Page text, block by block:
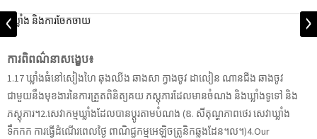
ការពិពណ៌នាសង្ខេប៖
1.17 ឃ្លាំងធំនៅសៀងហៃ ឆុងឈីង ឆាងសា ក្វាងចូវ ដាលៀន ណានជីង ឆាងចូវ
ជាមួយនឹងមុខងារនៃការត្រួតពិនិត្យគយ ភស្តុភារដែលមានចំណង និងឃ្លាំងទូទៅ និង
ភស្តុភារ។2.សេវាកម្មឃ្លាំងដែលបានប្ដូរតាមបំណង (ឧ. សីតុណ្ហភាពថេរ សេវាឃ្លាំង
ទឹកកក ការធ្វើដំណើរពេលថ្ងៃ ពាណិជ្ជកម្មអេឡិចត្រូនិកឆ្លងដែន។ល។)4.Our